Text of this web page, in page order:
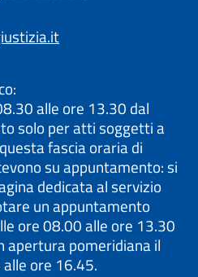
alle ore 13.30 dal
solo per atti soggetti a
fascia oraria di
su appuntamento: si
dedicata al servizio
un appuntamento
ore 08.00 alle ore 13.30
apertura pomeridiana il
ore 16.45.